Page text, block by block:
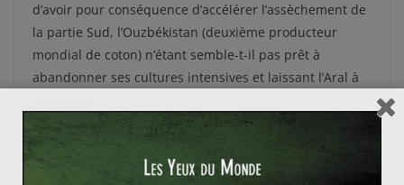
d’avoir pour conséquence d’accélérer l’assèchement de
la partie Sud, l’Ouzbékistan (deuxième producteur
mondial de coton) n’étant semble-t-il pas prêt à
abandonner ses cultures intensives et laissant l’Aral à